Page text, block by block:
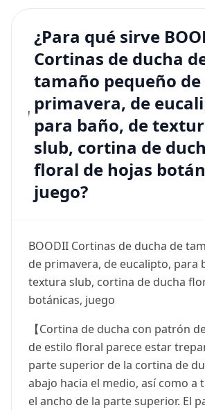
¿Para qué sirve
Cortinas de ducha
tamaño pequeño de
primavera, de
para baño, de
slub, cortina de
floral de hojas
juego?
BOODII Cortinas de ducha de
de primavera, de eucalipto, para
textura slub, cortina de ducha
botánicas, juego
【Cortina de ducha con patrón
de estilo floral parece estar
parte superior de la cortina de
abajo hacia el medio, así como a
el ancho de la parte superior. El